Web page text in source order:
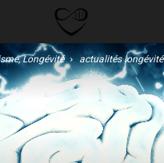
Longévité actualités longévité